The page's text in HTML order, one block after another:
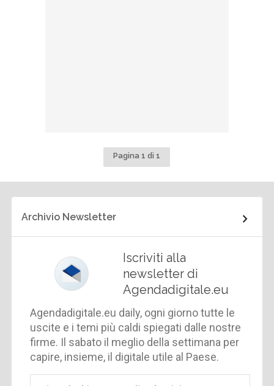
Pagina 1 di 1
Archivio Newsletter
Iscriviti alla
newsletter di
Agendadigitale.eu
Agendadigitale.eu daily, ogni giorno tutte le
uscite e i temi più caldi spiegati dalle nostre
firme. Il sabato il meglio della settimana per
capire, insieme, il digitale utile al Paese.